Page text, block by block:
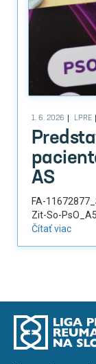
1. 6. 2026 LPRE
AS
FA-
Zit-So-
Čítať viac